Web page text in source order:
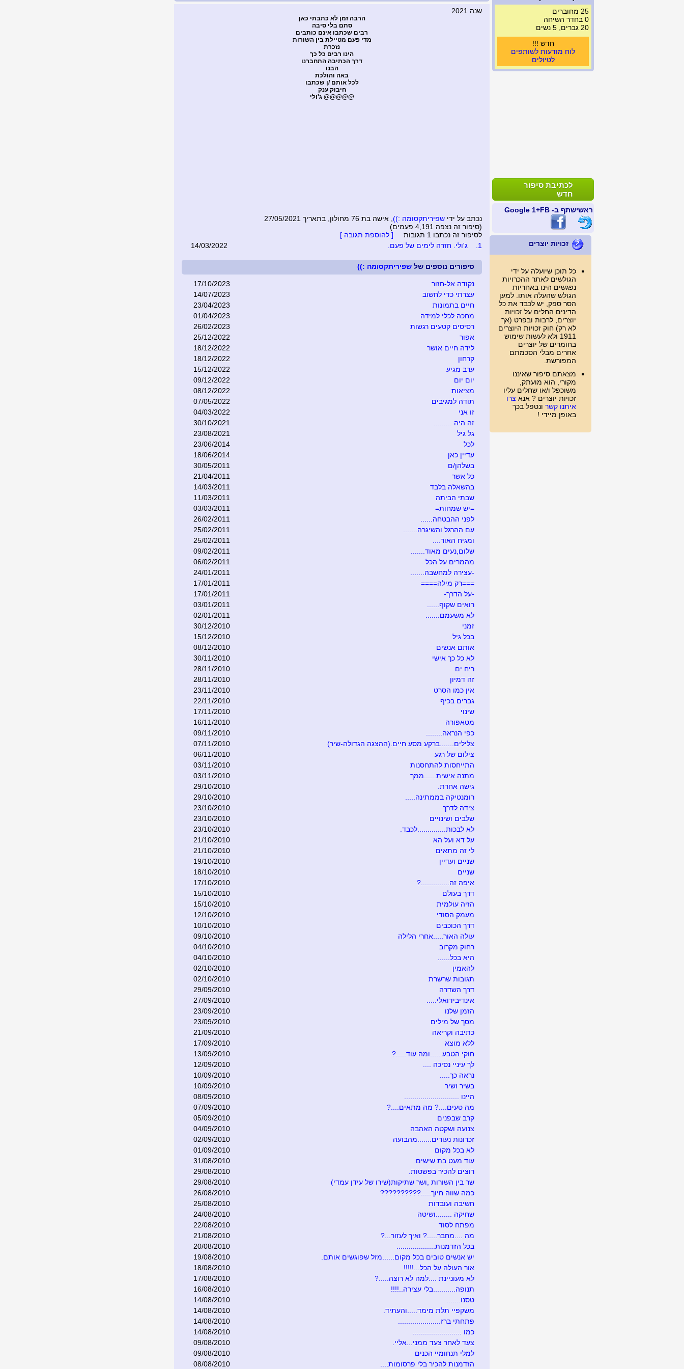
25 מחוברים
0 בחדר השיחה
20 גברים, 5 נשים
חדש !!!
לוח מודעות לשותפים
לטיולים
לכתיבת סיפור
חדש
ראשישתף ב- FB +1 Google
זכויות יוצרים
כל תוכן שיועלה על ידי
הגולשים לאתר ההכרויות
נפגשים הינו באחריות
הגולש שהעלה אותו. למען
הסר ספק, יש לכבד את כל
הדינים החלים על זכויות
יוצרים, לרבות ובפרט (אך
לא רק) חוק זכויות היוצרים
1911 ולא לעשות שימוש
בחומרים של יוצרים
אחרים מבלי הסכמתם
המפורשת.
מצאתם סיפור שאיננו
מקורי, הוא מועתק,
משוכפל ו/או שחלים עליו
זכויות יוצרים ? אנא צרו
איתנו קשר ונטפל בכך
באופן מיידי !
שנה 2021
הרבה זמן לא כתבתי כאן
סתם בלי סיבה
רבים שכתבו אינם כותבים
מדי פעם מטיילת בין השורות
נזכרת
הינו רבים כל כך
דרך הכתיבה התחברנו
הבנו
באה והולכת
לכל אותם /ן שכתבו
חיבוק ענק
@@@@@ ג'ולי
נכתב על ידי שפיריתקסומה :)) , אישה בת 76 מחולון, בתאריך 27/05/2021
(סיפור זה נצפה 4,191 פעמים)
לסיפור זה נכתבו 1 תגובות
[ להוספת תגובה ]
1.
ג'ולי. חזרה לימים של פעם. 14/03/2022
סיפורים נוספים של שפיריתקסומה :))
נקודה אל-חזור
17/10/2023
עצרתי כדי לחשוב
14/07/2023
חיים בתמונות
23/04/2023
מחכה לכלי למידה
01/04/2023
רסיסים קטעים רגשות
26/02/2023
אפור
25/12/2022
לידה חיים אושר
18/12/2022
קרחון
18/12/2022
ערב מגיע
15/12/2022
יום יום
09/12/2022
מציאות
08/12/2022
תודה למגיבים
07/05/2022
זו אני
04/03/2022
זה היה .........
30/10/2021
גל גיל
23/08/2021
לכל
23/06/2014
עדיין כאן
18/06/2014
בשלהן/ם
30/05/2011
כל אשר
21/04/2011
בהשאלה בלבד
14/03/2011
שבתי הביתה
11/03/2011
=יש שמחות=
03/03/2011
לפני ההבטחה......
26/02/2011
עם ההרגל והשיגרה.......
25/02/2011
ומגיח האור....
25/02/2011
שלום,נעים מאוד.......
09/02/2011
מהמרים על הכל
06/02/2011
-עצירה למחשבה.......
24/01/2011
===רק מילה====
17/01/2011
-על הדרך-
17/01/2011
רואים שקוף......
03/01/2011
לא משעמם.......
02/01/2011
זמני
30/12/2010
בכל גיל
15/12/2010
אותם אנשים
08/12/2010
לא כל כך אישי
30/11/2010
ריח ים
28/11/2010
זה דמיון
28/11/2010
אין כמו הסרט
23/11/2010
גברים בכיף
22/11/2010
שינוי
17/11/2010
מטאפורה
16/11/2010
כפי הנראה........
09/11/2010
צלילים.......ברקע מסע חיים.(ההצגה הגדולה-שיר)
07/11/2010
צילום של רגע
06/11/2010
התייחסות להתחסנות
03/11/2010
מתנה אישית......ממך
03/11/2010
גישה אחרת.
29/10/2010
רומנטיקה בממתינה.....
29/10/2010
צידה לדרך
23/10/2010
שלבים ושינויים
23/10/2010
לא לבכות..............לכבד.
23/10/2010
על דא ועל הא
21/10/2010
לי זה מתאים
21/10/2010
שניים ועדיין
19/10/2010
שניים
18/10/2010
איפה זה..............?
17/10/2010
דרך בעולם
15/10/2010
הזיה עולמית
15/10/2010
מעמק הסודי
12/10/2010
דרך הכוכבים
10/10/2010
עולה האור.....אחרי הלילה
09/10/2010
רחוק מקרוב
04/10/2010
היא בכל......
04/10/2010
להאמין
02/10/2010
תגובות שרשרת
02/10/2010
דרך השדרה
29/09/2010
אינדיבידואלי.....
27/09/2010
הזמן שלנו
23/09/2010
מסך של מילים
23/09/2010
כתיבה וקריאה
21/09/2010
ללא מוצא
17/09/2010
חוקי הטבע......ומה עוד.....?
13/09/2010
לך עיניי נסיכה ....
12/09/2010
נראה כך.....
10/09/2010
בשיר ושיר
10/09/2010
היינו ...........................
08/09/2010
מה טעים....? מה מתאים....?
07/09/2010
קרב שבפנים
05/09/2010
צנועה ושקטה האהבה
04/09/2010
זכרונות נעורים.......מהבועה
02/09/2010
לא בכל מקום
01/09/2010
עוד מעט בת שישים.
31/08/2010
רוצים להכיר בפשטות.
29/08/2010
שר בין השורות ,ושר שתיקות(שירו של עידן עמדי)
29/08/2010
כמה שווה חיוך.....??????????
26/08/2010
חשיבה ועובדות
25/08/2010
שחיקה ........ושיטה
24/08/2010
מפתח לסוד
22/08/2010
מה ....מחבר.....? ואיך לעזור...?
21/08/2010
בכל הזדמנות...................
20/08/2010
יש אנשים טובים בכל מקום......מזל שפוגשים אותם.
19/08/2010
אור העולה על הכל...!!!!!
18/08/2010
לא מעוניינת ....למה לא רוצה.....?
17/08/2010
תנופה...........בלי עצירה..!!!!
16/08/2010
טסנו.......
14/08/2010
משקפיי תלת מימד.....והעתיד.
14/08/2010
פתחתי ברז.....................
14/08/2010
כמו ........................
14/08/2010
צעד לאחר צעד ממני...אליי.
09/08/2010
למלי תנחומיי הכנים
09/08/2010
הזדמנות להכיר בלי פרסומות....
08/08/2010